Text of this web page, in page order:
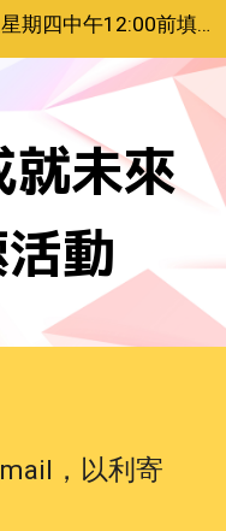
須登記乘坐校車者，請於活動當週星期四中午12:00前填寫本系統報名，逾時報名者不安排校車座位!
就未來
動
，以利寄